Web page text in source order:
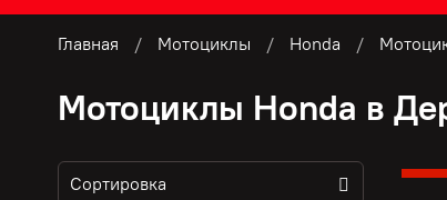
Главная Мотоциклы Honda
Мотоциклы Honda в